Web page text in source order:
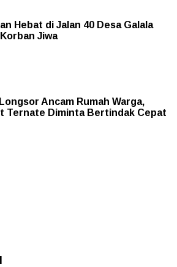
Hebat di Jalan 40 Desa Galala
Jiwa
Ancam Rumah Warga,
Ternate Diminta Bertindak Cepat